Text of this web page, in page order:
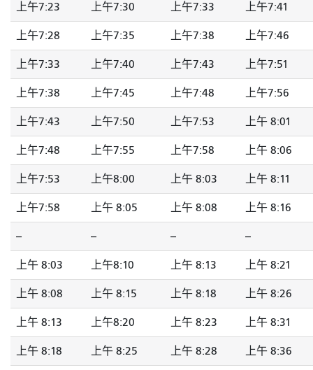
上午7:23 上午7:30 上午7:33 上午7:41
上午7:28 上午7:35 上午7:38 上午7:46
上午7:33 上午7:40 上午7:43 上午7:51
上午7:38 上午7:45 上午7:48 上午7:56
上午7:43 上午7:50 上午7:53 上午 8:01
上午7:48 上午7:55 上午7:58 上午 8:06
上午7:53 上午8:00 上午 8:03 上午 8:11
上午7:58 上午 8:05 上午 8:08 上午 8:16
-- -- -- --
上午 8:03 上午8:10 上午 8:13 上午 8:21
上午 8:08 上午 8:15 上午 8:18 上午 8:26
上午 8:13 上午8:20 上午 8:23 上午 8:31
上午 8:18 上午 8:25 上午 8:28 上午 8:36